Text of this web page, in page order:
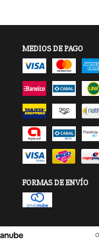
MEDIOS DE PAGO
FORMAS DE ENVÍO